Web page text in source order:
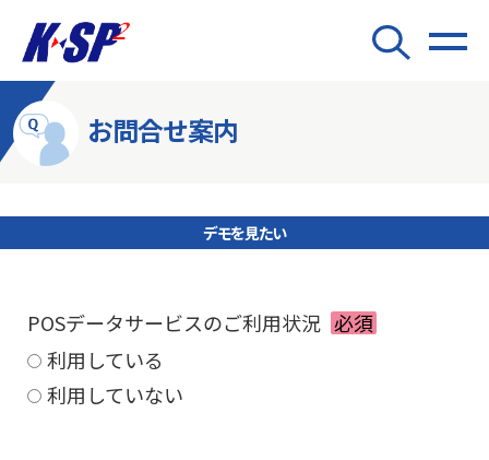
お問合せ案内
デモを見たい
POSデータサービスのご利用状況 必須
利用している
利用していない